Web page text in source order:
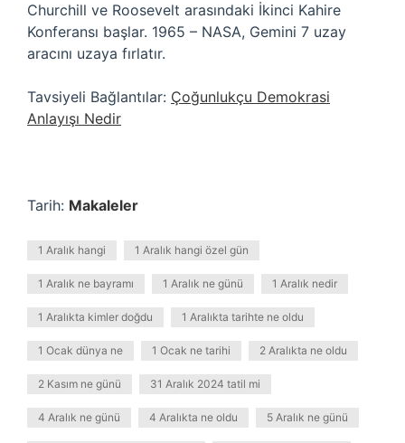
Churchill ve Roosevelt arasındaki İkinci Kahire
Konferansı başlar. 1965 – NASA, Gemini 7 uzay
aracını uzaya fırlatır.
Tavsiyeli Bağlantılar: Çoğunlukçu Demokrasi
Anlayışı Nedir
Tarih: Makaleler
1 Aralık hangi 1 Aralık hangi özel gün
1 Aralık ne bayramı 1 Aralık ne günü 1 Aralık nedir
1 Aralıkta kimler doğdu 1 Aralıkta tarihte ne oldu
1 Ocak dünya ne 1 Ocak ne tarihi 2 Aralıkta ne oldu
2 Kasım ne günü 31 Aralık 2024 tatil mi
4 Aralık ne günü 4 Aralıkta ne oldu 5 Aralık ne günü